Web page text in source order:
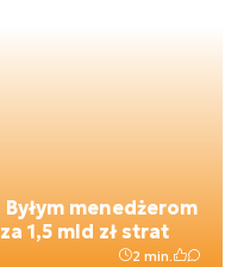
menedżerom
1,5 mld zł strat
2 min.